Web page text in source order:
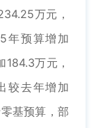
万元，
年预算增加
万元，
较去年增加
基预算，部